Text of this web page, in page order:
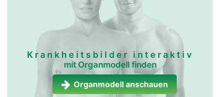
Krankheitsbilder interaktiv
mit Organmodell finden
Organmodell anschauen